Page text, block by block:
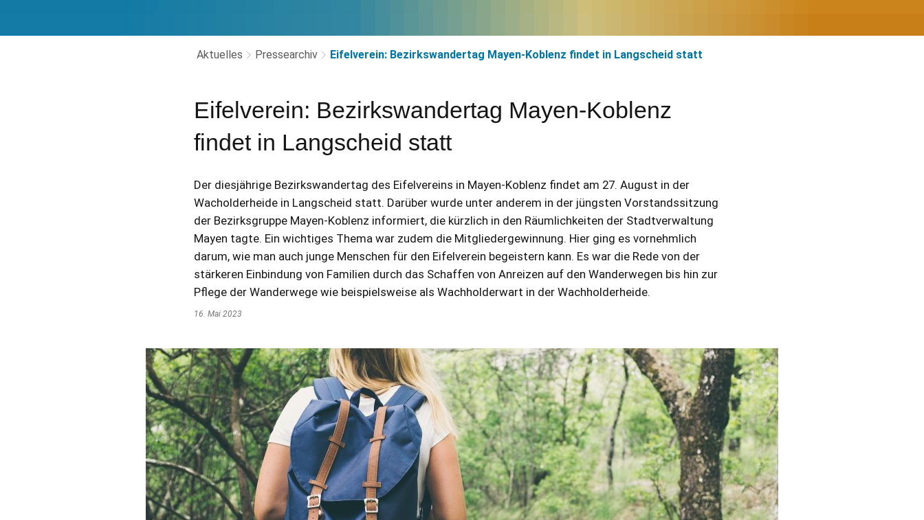
Aktuelles Pressearchiv Eifelverein: Bezirkswandertag Mayen-Koblenz findet in Langscheid statt
Eifelverein: Bezirkswandertag Mayen-Koblenz
findet in Langscheid statt
Der diesjährige Bezirkswandertag des Eifelvereins in Mayen-Koblenz findet am 27. August in der
Wacholderheide in Langscheid statt. Darüber wurde unter anderem in der jüngsten Vorstandssitzung
der Bezirksgruppe Mayen-Koblenz informiert, die kürzlich in den Räumlichkeiten der Stadtverwaltung
Mayen tagte. Ein wichtiges Thema war zudem die Mitgliedergewinnung. Hier ging es vornehmlich
darum, wie man auch junge Menschen für den Eifelverein begeistern kann. Es war die Rede von der
stärkeren Einbindung von Familien durch das Schaffen von Anreizen auf den Wanderwegen bis hin zur
Pflege der Wanderwege wie beispielsweise als Wachholderwart in der Wachholderheide.
16. Mai 2023